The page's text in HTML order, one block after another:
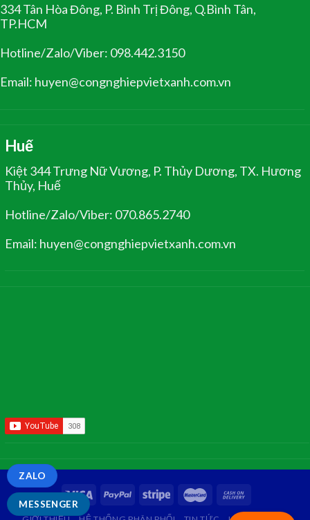
334 Tân Hòa Đông, P. Bình Trị Đông, Q.Bình Tân,
TP.HCM
Hotline/Zalo/Viber: 098.442.3150
Email: huyen@congnghiepvietxanh.com.vn
Huế
Kiệt 344 Trưng Nữ Vương, P. Thủy Dương, TX. Hương
Thủy, Huế
Hotline/Zalo/Viber: 070.865.2740
Email: huyen@congnghiepvietxanh.com.vn
MESSENGER
ZALO